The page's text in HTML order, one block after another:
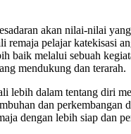
akan nilai-nilai
remaja pelajar katekisasi
baik melalui sebuah
mendukung dan terarah.
lebih dalam tentang diri
dan perkembangan
dengan lebih siap dan